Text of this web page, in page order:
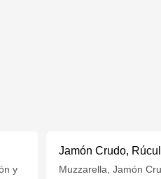
y
Jamón Crudo,
Muzzarella, Jamón